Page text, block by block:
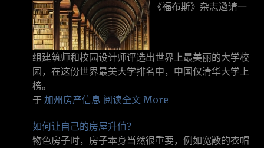
《福布斯》杂志邀请一
组建筑师和校园设计师评选出世界上最美丽的大学校
园，在这份世界最美大学排名中，中国仅清华大学上
榜。
于 加州房产信息 阅读全文 More
如何让自己的房屋升值？
物色房子时，房子本身当然很重要，例如宽敞的衣帽